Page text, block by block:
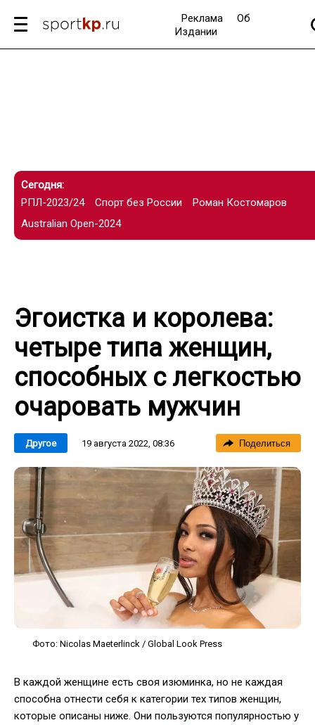
Реклама
Об
Издании
Сегодня:
РПЛ-2023/24
Спорт без России
Роман Костомаров
Australian Open-2024
Эгоистка и королева:
четыре типа женщин,
способных с легкостью
очаровать мужчин
Другое 19 августа 2022, 08:36 Поделиться
Фото: Nicolas Maeterlinck / Global Look Press
В каждой женщине есть своя изюминка, но не каждая
способна отнести себя к категории тех типов женщин,
которые описаны ниже. Они пользуются популярностью у